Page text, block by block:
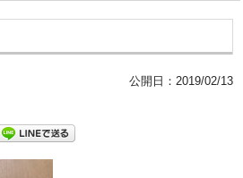
公開日： 2019/02/13